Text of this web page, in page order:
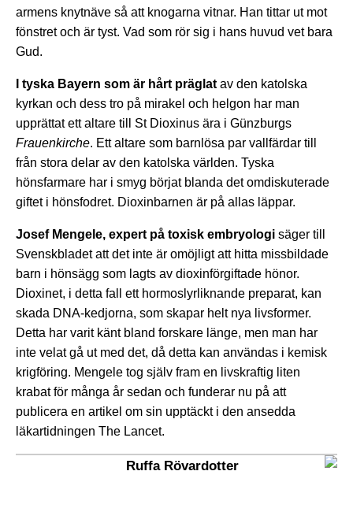
armens knytnäve så att knogarna vitnar. Han tittar ut mot
fönstret och är tyst. Vad som rör sig i hans huvud vet bara
Gud.
I tyska Bayern som är hårt präglat av den katolska
kyrkan och dess tro på mirakel och helgon har man
upprättat ett altare till St Dioxinus ära i Günzburgs
Frauenkirche. Ett altare som barnlösa par vallfärdar till
från stora delar av den katolska världen. Tyska
hönsfarmare har i smyg börjat blanda det omdiskuterade
giftet i hönsfodret. Dioxinbarnen är på allas läppar.
Josef Mengele, expert på toxisk embryologi säger till
Svenskbladet att det inte är omöjligt att hitta missbildade
barn i hönsägg som lagts av dioxinförgiftade hönor.
Dioxinet, i detta fall ett hormoslyrliknande preparat, kan
skada DNA-kedjorna, som skapar helt nya livsformer.
Detta har varit känt bland forskare länge, men man har
inte velat gå ut med det, då detta kan användas i kemisk
krigföring. Mengele tog själv fram en livskraftig liten
krabat för många år sedan och funderar nu på att
publicera en artikel om sin upptäckt i den ansedda
läkartidningen The Lancet.
Ruffa Rövardotter